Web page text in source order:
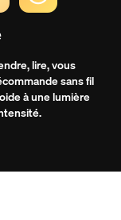
lire, vous
sans fil
à une lumière